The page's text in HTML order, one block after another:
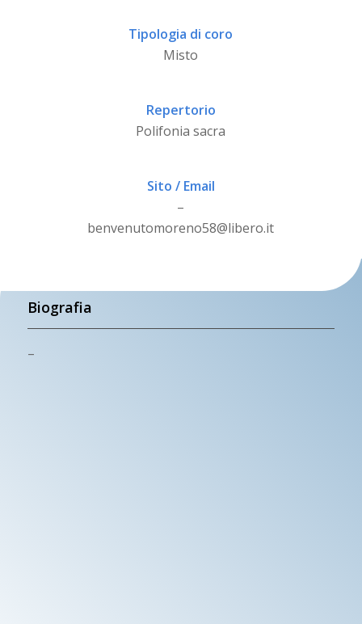
Tipologia di coro
Misto
Repertorio
Polifonia sacra
Sito / Email
–
benvenutomoreno58@libero.it
Biografia
–